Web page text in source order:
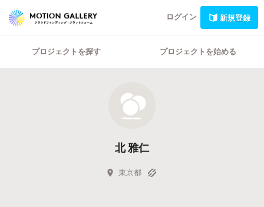
ログイン 新規登録
プロジェクトを探す プロジェクトを始める
北 雅仁
東京都